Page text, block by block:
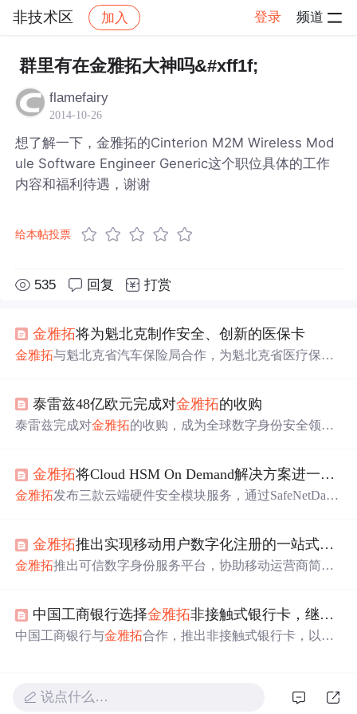
非技术区 加入 登录 频道
社区 非技术区 帖子详情
群里有在金雅拓大神吗&#xff1f;
flamefairy
2014-10-26
想了解一下，金雅拓的Cinterion M2M Wireless Mod
ule Software Engineer Generic这个职位具体的工作
内容和福利待遇，谢谢
给本帖投票
535 回复 打赏
金雅拓将为魁北克制作安全、创新的医保卡
金雅拓与魁北克省汽车保险局合作，为魁北克省医疗保险
便利。
泰雷兹48亿欧元完成对金雅拓的收购
泰雷兹完成对金雅拓的收购，成为全球数字身份安全领导
支持的整个关键决策链。
金雅拓将Cloud HSM On Demand解决方案进一步扩展
金雅拓发布三款云端硬件安全模块服务，通过SafeNetData
金雅拓推出实现移动用户数字化注册的一站式服务平台
金雅拓推出可信数字身份服务平台，协助移动运营商简化
中国工商银行选择金雅拓非接触式银行卡，继续加速中国数字支付转型
中国工商银行与金雅拓合作，推出非接触式银行卡，以满
说点什么…